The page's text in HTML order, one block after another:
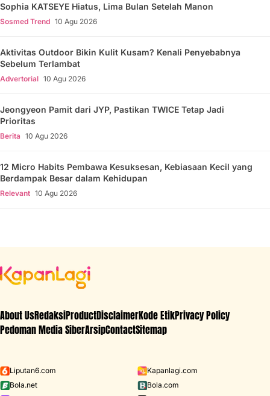
Sophia KATSEYE Hiatus, Lima Bulan Setelah Manon
Sosmed Trend 10 Agu 2026
Aktivitas Outdoor Bikin Kulit Kusam? Kenali Penyebabnya
Sebelum Terlambat
Advertorial 10 Agu 2026
Jeongyeon Pamit dari JYP, Pastikan TWICE Tetap Jadi
Prioritas
Berita 10 Agu 2026
12 Micro Habits Pembawa Kesuksesan, Kebiasaan Kecil yang
Berdampak Besar dalam Kehidupan
Relevant 10 Agu 2026
About UsRedaksiProductDisclaimerKode EtikPrivacy Policy
Pedoman Media SiberArsipContactSitemap
Liputan6.com
Kapanlagi.com
Bola.net
Bola.com